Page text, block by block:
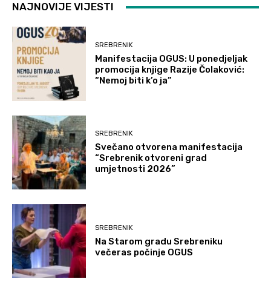
NAJNOVIJE VIJESTI
SREBRENIK
Manifestacija OGUS: U ponedjeljak
promocija knjige Razije Čolaković:
“Nemoj biti k’o ja”
SREBRENIK
Svečano otvorena manifestacija
“Srebrenik otvoreni grad
umjetnosti 2026”
SREBRENIK
Na Starom gradu Srebreniku
večeras počinje OGUS